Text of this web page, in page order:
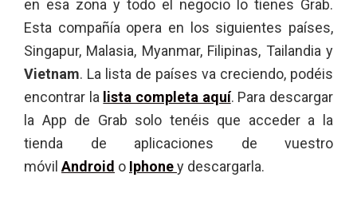
en esa zona y todo el negocio lo tienes Grab.
Esta compañía opera en los siguientes países,
Singapur, Malasia, Myanmar, Filipinas, Tailandia y
Vietnam. La lista de países va creciendo, podéis
encontrar la lista completa aquí. Para descargar
la App de Grab solo tenéis que acceder a la
tienda de aplicaciones de vuestro
móvil Android o Iphoney descargarla.